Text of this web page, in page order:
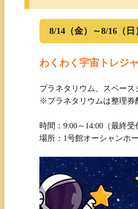
8/14（金）～8/16（日
わくわく宇宙トレジ
プラネタリウム、スペー
※プラネタリウムは整理券
時間：9:00～14:00（最終受
場所：1号館オーシャンホ